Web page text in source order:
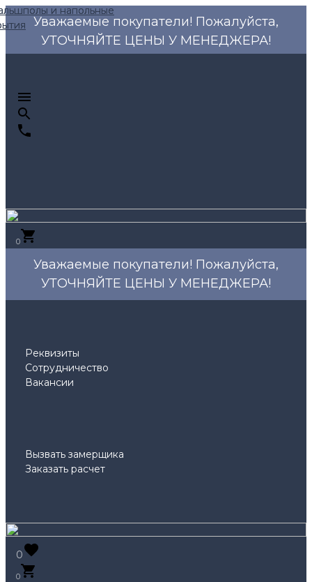
Уважаемые покупатели! Пожалуйста,
УТОЧНЯЙТЕ ЦЕНЫ У МЕНЕДЖЕРА!
0
Уважаемые покупатели! Пожалуйста,
УТОЧНЯЙТЕ ЦЕНЫ У МЕНЕДЖЕРА!
Реквизиты
Сотрудничество
Вакансии
Вызвать замерщика
Заказать расчет
0
0